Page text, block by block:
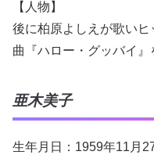
【人物】
後に柏原よしえが歌い
曲『ハロー・グッバイ』
亜木美子
生年月日：1959年11月